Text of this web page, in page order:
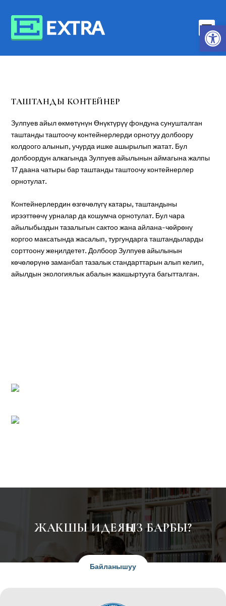
Open toolbar
ТАШТАНДЫ КОНТЕЙНЕР
Зулпуев айыл өкмөтүнүн Өнүктүрүү фондуна сунушталган
таштанды таштоочу контейнерлерди орнотуу долбоору
колдоого алынып, учурда ишке ашырылып жатат. Бул
долбоордун алкагында Зулпуев айылынын аймагына жалпы
17 даана чатыры бар таштанды таштоочу контейнерлер
орнотулат.
Контейнерлердин өзгөчөлүгү катары, таштандыны
ирээттөөчү урналар да кошумча орнотулат. Бул чара
айылыбыздын тазалыгын сактоо жана айлана-чөйрөнү
коргоо максатында жасалып, тургундарга таштандыларды
сорттоону жеңилдетет. Долбоор Зулпуев айылынын
көчөлөрүнө заманбап тазалык стандарттарын алып келип,
айылдын экологиялык абалын жакшыртууга багытталган.
ЖАКШЫ ИДЕЯҢЫЗ БАРБЫ?
Байланышуу